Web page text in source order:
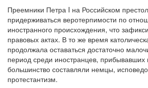
Преемники Петра I на Российском
придерживаться веротерпимости по
иностранного происхождения, что
правовых актах. В то же время
продолжала оставаться достаточно
период среди иностранцев, прибывавших
большинство составляли немцы,
протестантизм.